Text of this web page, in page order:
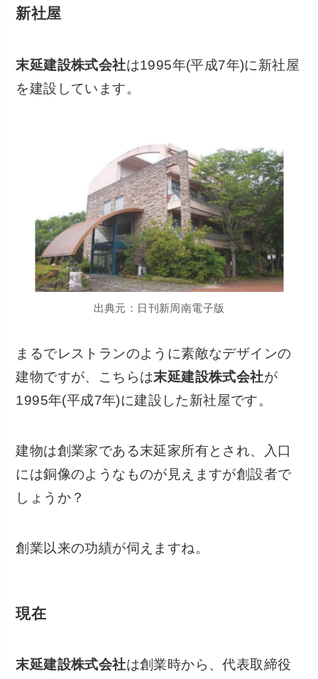
新社屋
末延建設株式会社は1995年(平成7年)に新社屋
を建設しています。
出典元：日刊新周南電子版
まるでレストランのように素敵なデザインの
建物ですが、こちらは末延建設株式会社が
1995年(平成7年)に建設した新社屋です。
建物は創業家である末延家所有とされ、入口
には銅像のようなものが見えますが創設者で
しょうか？
創業以来の功績が伺えますね。
現在
末延建設株式会社は創業時から、代表取締役